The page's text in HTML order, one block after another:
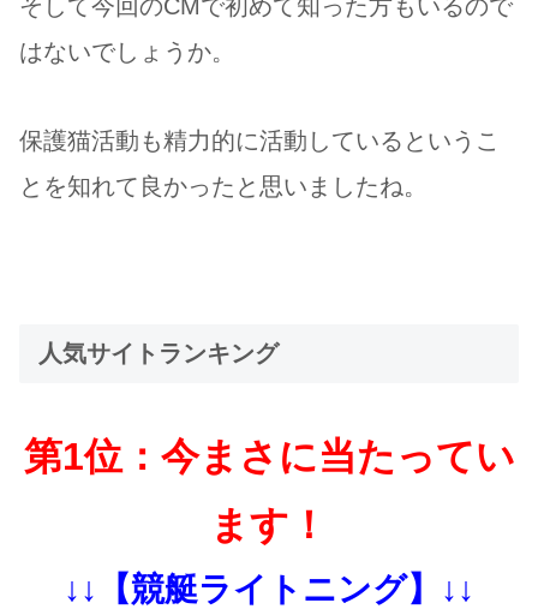
そして今回のCMで初めて知った方もいるので
はないでしょうか。
保護猫活動も精力的に活動しているというこ
とを知れて良かったと思いましたね。
人気サイトランキング
第1位：今まさに当たってい
ます！
↓↓【競艇ライトニング】↓↓